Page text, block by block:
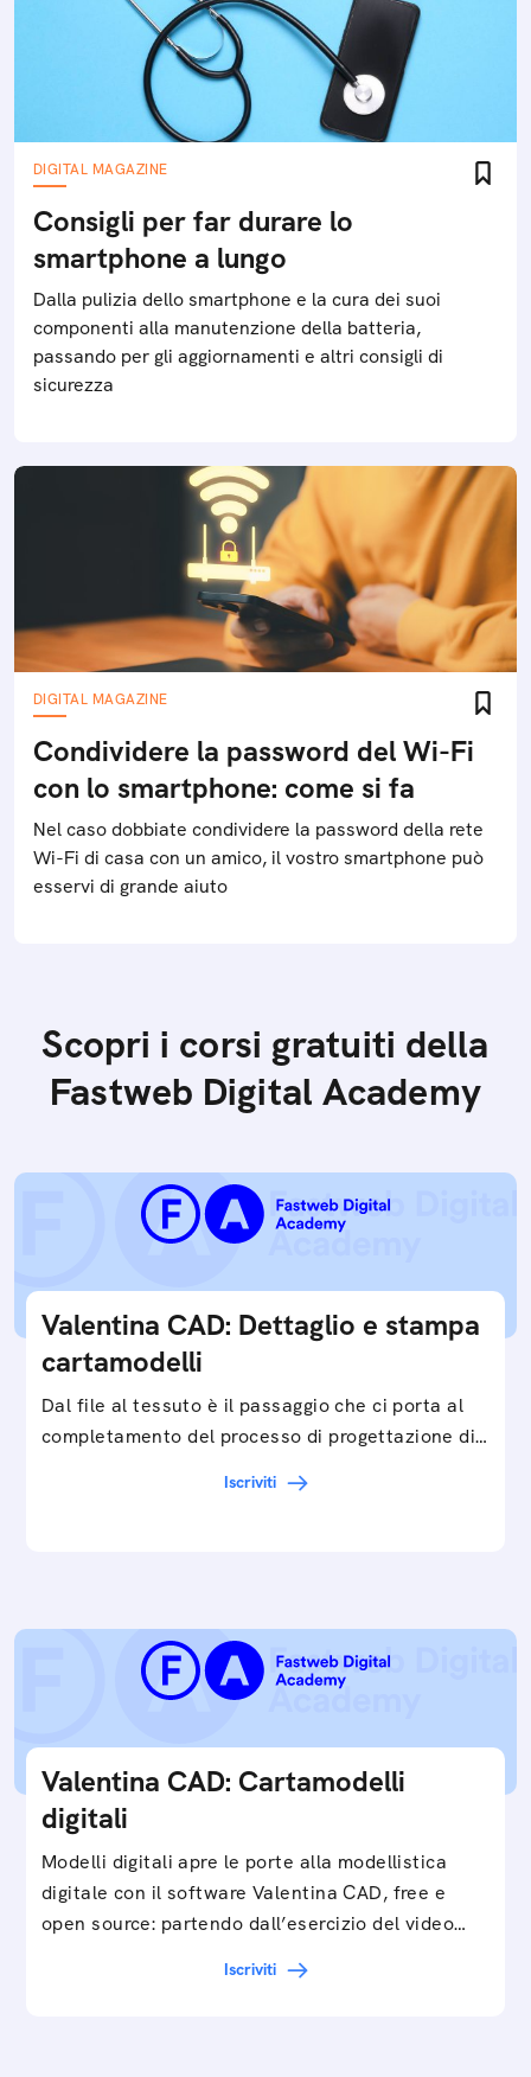
DIGITAL MAGAZINE
Consigli per far durare lo
smartphone a lungo
Dalla pulizia dello smartphone e la cura dei suoi
componenti alla manutenzione della batteria,
passando per gli aggiornamenti e altri consigli di
sicurezza
DIGITAL MAGAZINE
Condividere la password del Wi-Fi
con lo smartphone: come si fa
Nel caso dobbiate condividere la password della rete
Wi-Fi di casa con un amico, il vostro smartphone può
esservi di grande aiuto
Scopri i corsi gratuiti della
Fastweb Digital Academy
Valentina CAD: Dettaglio e stampa
cartamodelli
Dal file al tessuto è il passaggio che ci porta al
completamento del processo di progettazione di
Iscriviti
Valentina CAD: Cartamodelli
digitali
Modelli digitali apre le porte alla modellistica
digitale con il software Valentina CAD, free e
open source: partendo dall’esercizio del video…
Iscriviti